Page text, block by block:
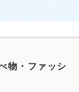
物・ファッシ